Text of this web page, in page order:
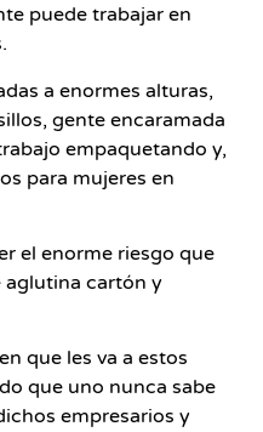
puede trabajar en
a enormes alturas,
gente encaramada
empaquetando y,
para mujeres en
el enorme riesgo que
aglutina cartón y
que les va a estos
que uno nunca sabe
empresarios y